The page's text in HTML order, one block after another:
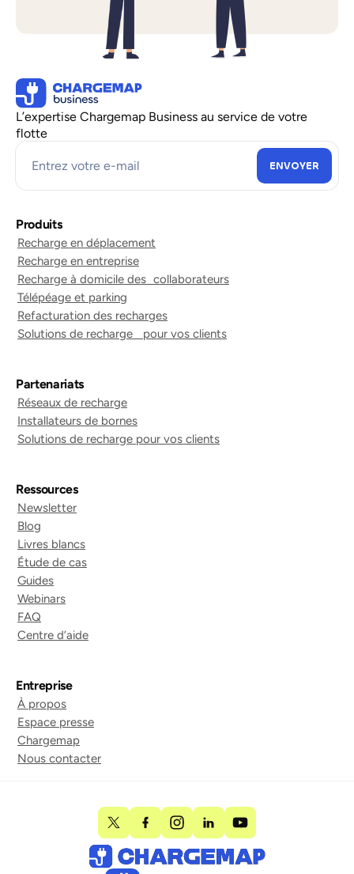
L’expertise Chargemap Business au service de votre
flotte
Produits
Recharge en déplacement
Recharge en entreprise
Recharge à domicile des collaborateurs
Télépéage et parking
Refacturation des recharges
Solutions de recharge pour vos clients
Partenariats
Réseaux de recharge
Installateurs de bornes
Solutions de recharge pour vos clients
Ressources
Newsletter
Blog
Livres blancs
Étude de cas
Guides
Webinars
FAQ
Centre d’aide
Entreprise
À propos
Espace presse
Chargemap
Nous contacter